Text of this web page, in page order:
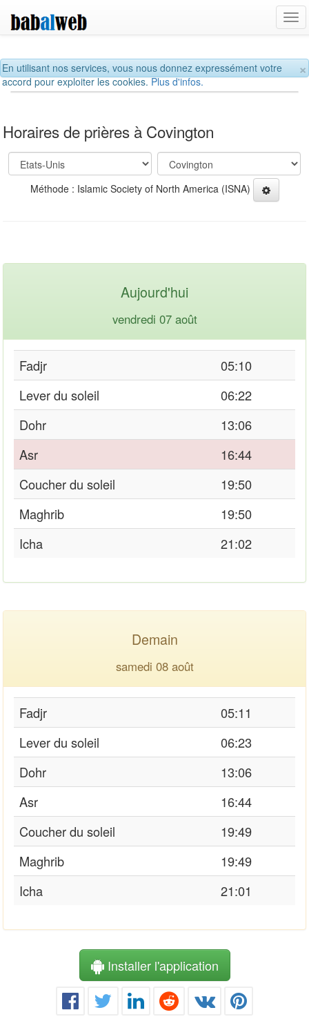
×
En utilisant nos services, vous nous donnez expressément votre
accord pour exploiter les cookies.Plus d'infos.
Horaires de prières à Covington
Méthode : Islamic Society of North America (ISNA)
Aujourd'hui
vendredi 07 août
Fadjr
05:10
Lever du soleil
06:22
Dohr
13:06
Asr
16:44
Coucher du soleil
19:50
Maghrib
19:50
Icha
21:02
Demain
samedi 08 août
Fadjr
05:11
Lever du soleil
06:23
Dohr
13:06
Asr
16:44
Coucher du soleil
19:49
Maghrib
19:49
Icha
21:01
Installer l'application